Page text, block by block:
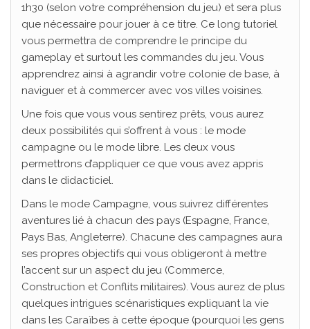
1h30 (selon votre compréhension du jeu) et sera plus
que nécessaire pour jouer à ce titre. Ce long tutoriel
vous permettra de comprendre le principe du
gameplay et surtout les commandes du jeu. Vous
apprendrez ainsi à agrandir votre colonie de base, à
naviguer et à commercer avec vos villes voisines.
Une fois que vous vous sentirez prêts, vous aurez
deux possibilités qui s’offrent à vous : le mode
campagne ou le mode libre. Les deux vous
permettrons d’appliquer ce que vous avez appris
dans le didacticiel.
Dans le mode Campagne, vous suivrez différentes
aventures lié à chacun des pays (Espagne, France,
Pays Bas, Angleterre). Chacune des campagnes aura
ses propres objectifs qui vous obligeront à mettre
l’accent sur un aspect du jeu (Commerce,
Construction et Conflits militaires). Vous aurez de plus
quelques intrigues scénaristiques expliquant la vie
dans les Caraïbes à cette époque (pourquoi les gens